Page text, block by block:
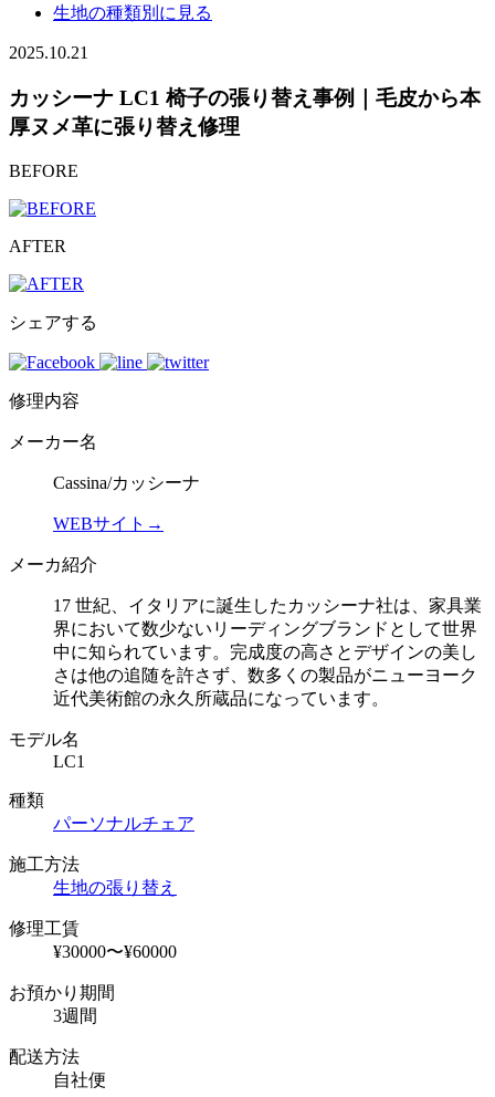
生地の種類別に見る
2025.10.21
カッシーナ LC1 椅子の張り替え事例｜毛皮から本
厚ヌメ革に張り替え修理
BEFORE
AFTER
シェアする
修理内容
メーカー名
Cassina/カッシーナ
WEBサイト→
メーカ紹介
17 世紀、イタリアに誕生したカッシーナ社は、家具業
界において数少ないリーディングブランドとして世界
中に知られています。完成度の高さとデザインの美し
さは他の追随を許さず、数多くの製品がニューヨーク
近代美術館の永久所蔵品になっています。
モデル名
LC1
種類
パーソナルチェア
施工方法
生地の張り替え
修理工賃
¥30000〜¥60000
お預かり期間
3週間
配送方法
自社便